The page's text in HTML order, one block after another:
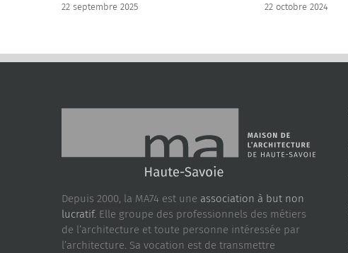
22 septembre 2025 22 octobre 2024
Depuis 2000, la MA74 est une association à but non
lucratif. Elle groupe des professionnels des métiers
de l’architecture et toute personne intéressée par
l’architecture. Sa vocation est de transmettre